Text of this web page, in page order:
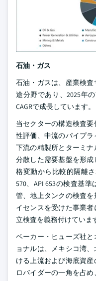
石油・ガス
石油・ガスは、産業検
途分野であり、2025年
CAGRで成長しています。
当セクターの構造検査
性評価、中流のパイプラ
下流の精製所とターミ
分散した需要基盤を形
格変動から比較的隔離
570、API 653の検査基
管、地上タンクの検査
イセンスを受けた事業
立検査を義務付けていま
ベーカー・ヒューズ社
ョナルは、メキシコ湾
ける上流および海底資
ロバイダーの一角を占